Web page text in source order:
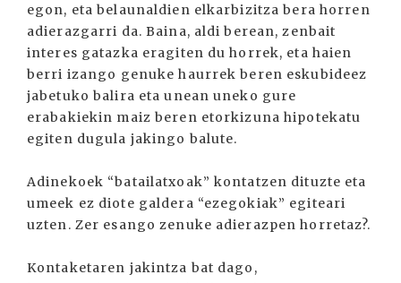
egon, eta belaunaldien elkarbizitza bera horren
adierazgarri da. Baina, aldi berean, zenbait
interes gatazka eragiten du horrek, eta haien
berri izango genuke haurrek beren eskubideez
jabetuko balira eta unean uneko gure
erabakiekin maiz beren etorkizuna hipotekatu
egiten dugula jakingo balute.
Adinekoek “batailatxoak” kontatzen dituzte eta
umeek ez diote galdera “ezegokiak” egiteari
uzten. Zer esango zenuke adierazpen horretaz?.
Kontaketaren jakintza bat dago,